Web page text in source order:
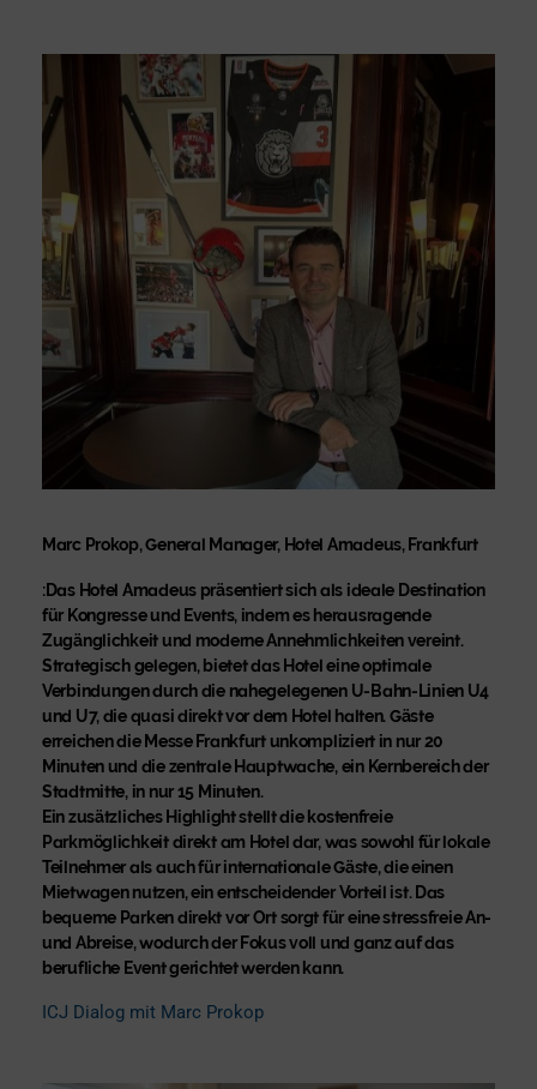
Marc Prokop, General Manager, Hotel Amadeus, Frankfurt
:Das Hotel Amadeus präsentiert sich als ideale Destination
für Kongresse und Events, indem es herausragende
Zugänglichkeit und moderne Annehmlichkeiten vereint.
Strategisch gelegen, bietet das Hotel eine optimale
Verbindungen durch die nahegelegenen U-Bahn-Linien U4
und U7, die quasi direkt vor dem Hotel halten. Gäste
erreichen die Messe Frankfurt unkompliziert in nur 20
Minuten und die zentrale Hauptwache, ein Kernbereich der
Stadtmitte, in nur 15 Minuten.
Ein zusätzliches Highlight stellt die kostenfreie
Parkmöglichkeit direkt am Hotel dar, was sowohl für lokale
Teilnehmer als auch für internationale Gäste, die einen
Mietwagen nutzen, ein entscheidender Vorteil ist. Das
bequeme Parken direkt vor Ort sorgt für eine stressfreie An-
und Abreise, wodurch der Fokus voll und ganz auf das
berufliche Event gerichtet werden kann.
ICJ Dialog mit Marc Prokop